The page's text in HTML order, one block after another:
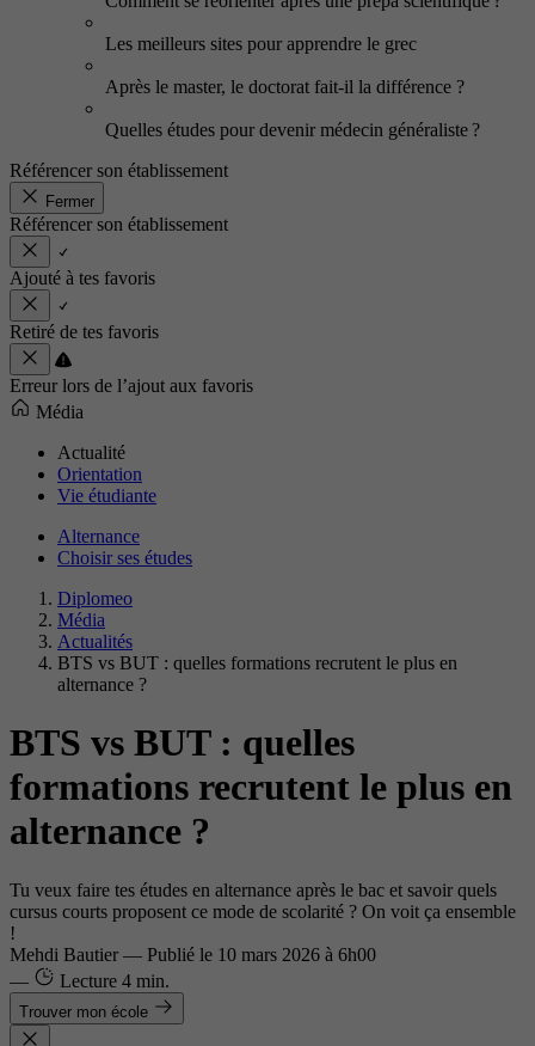
Les meilleurs sites pour apprendre le grec
Après le master, le doctorat fait-il la différence ?
Quelles études pour devenir médecin généraliste ?
Référencer son établissement
Fermer
Référencer son établissement
Ajouté à tes favoris
Retiré de tes favoris
Erreur lors de l’ajout aux favoris
Média
Actualité
Orientation
Vie étudiante
Alternance
Choisir ses études
Diplomeo
Média
Actualités
BTS vs BUT : quelles formations recrutent le plus en
alternance ?
BTS vs BUT : quelles
formations recrutent le plus en
alternance ?
Tu veux faire tes études en alternance après le bac et savoir quels
cursus courts proposent ce mode de scolarité ? On voit ça ensemble
!
Mehdi Bautier — Publié le 10 mars 2026 à 6h00
—
Lecture 4 min.
Trouver mon école